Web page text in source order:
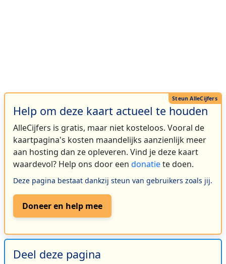
Help om deze kaart actueel te houden
AlleCijfers is gratis, maar niet kosteloos. Vooral de
kaartpagina's kosten maandelijks aanzienlijk meer
aan hosting dan ze opleveren. Vind je deze kaart
waardevol? Help ons door een donatiete doen.
Deze pagina bestaat dankzij steun van gebruikers zoals jij.
Doneer en help mee
Deel deze pagina